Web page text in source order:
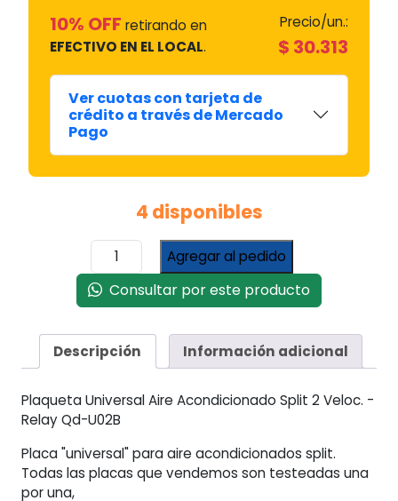
10% OFF retirando en
EFECTIVO EN EL LOCAL.
Precio/un.:
$ 30.313
Ver cuotas con tarjeta de
crédito a través de Mercado
Pago
4 disponibles
Plaqueta
Universal
Aire
Acond
2
Veloc
Relay
Qd-
u02b
cantidad
Agregar al pedido
Consultar por este producto
Descripción Información adicional
Plaqueta Universal Aire Acondicionado Split 2 Veloc. -
Relay Qd-U02B
Placa "universal" para aire acondicionados split.
Todas las placas que vendemos son testeadas una
por una,